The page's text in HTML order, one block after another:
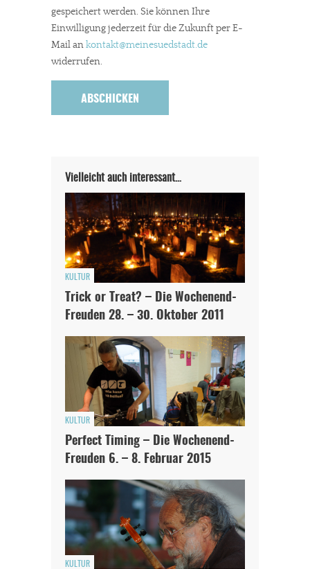
gespeichert werden. Sie können Ihre
Einwilligung jederzeit für die Zukunft per E-
Mail ankontakt@meinesuedstadt.de
widerrufen.
Vielleicht auch interessant…
KULTUR
Trick or Treat? – Die Wochenend-
Freuden 28. – 30. Oktober 2011
KULTUR
Perfect Timing – Die Wochenend-
Freuden 6. – 8. Februar 2015
KULTUR